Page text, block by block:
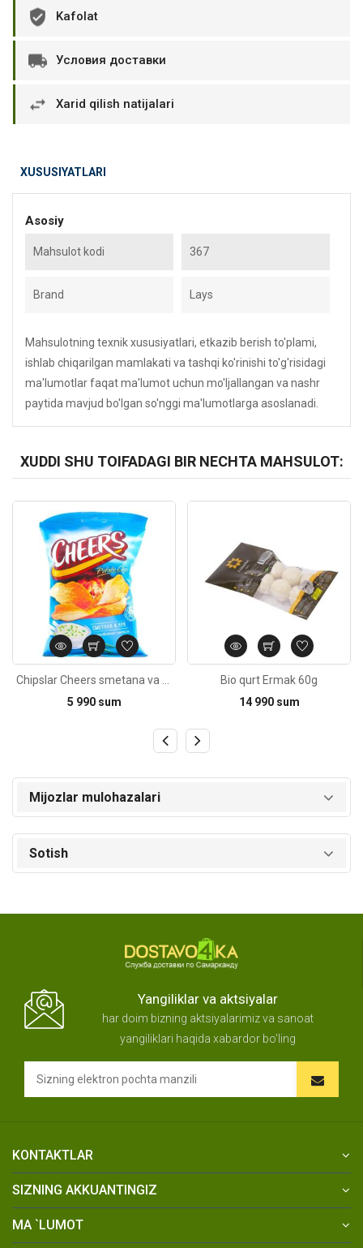
Kafolat
Условия доставки
Xarid qilish natijalari
XUSUSIYATLARI
Asosiy
Mahsulot kodi 367
Brand Lays
Mahsulotning texnik xususiyatlari, etkazib berish to'plami,
ishlab chiqarilgan mamlakati va tashqi ko'rinishi to'g'risidagi
ma'lumotlar faqat ma'lumot uchun mo'ljallangan va nashr
paytida mavjud bo'lgan so'nggi ma'lumotlarga asoslanadi.
XUDDI SHU TOIFADAGI BIR NECHTA MAHSULOT:
5 990 sum
Kod: 6322
Bio qurt Ermak 60g
14 990 sum
Mijozlar mulohazalari
Sotish
Yangiliklar va aktsiyalar
har doim bizning aktsiyalarimiz va sanoat
yangiliklari haqida xabardor bo'ling
KONTAKTLAR
SIZNING AKKUANTINGIZ
MA `LUMOT